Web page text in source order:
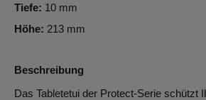
Tiefe: 10 mm
Höhe: 213 mm
Beschreibung
Das Tabletetui der Protect-Serie schützt